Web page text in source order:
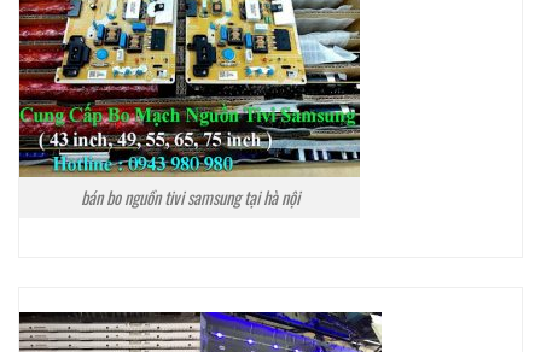
bán bo nguồn tivi samsung tại hà nội